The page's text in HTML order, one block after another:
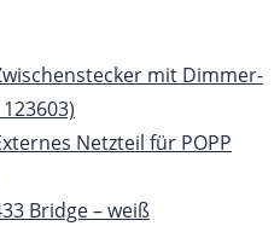
mit Dimmer-
Netzteil für POPP
Bridge – weiß